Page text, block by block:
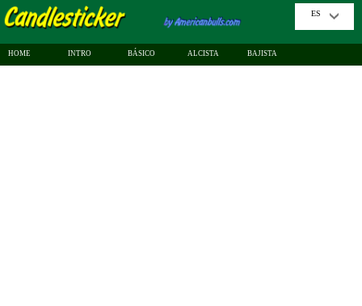
ES
HOME INTRO BÁSICO ALCISTA BAJISTA